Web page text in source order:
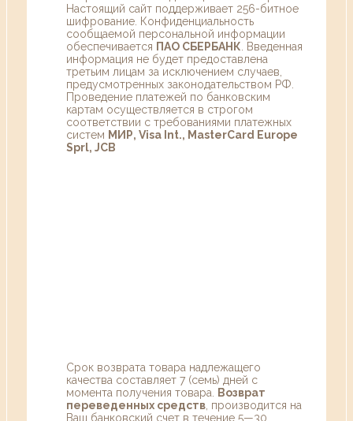
Настоящий сайт поддерживает 256-битное
шифрование. Конфиденциальность
сообщаемой персональной информации
обеспечивается ПАО СБЕРБАНК . Введенная
информация не будет предоставлена
третьим лицам за исключением случаев,
предусмотренных законодательством РФ.
Проведение платежей по банковским
картам осуществляется в строгом
соответствии с требованиями платежных
систем МИР, Visa Int., MasterCard Europe
Sprl, JCB
Срок возврата товара надлежащего
качества составляет 7 (семь) дней с
момента получения товара.
Возврат
переведенных средств , производится на
Ваш банковский счет в течение 5—30